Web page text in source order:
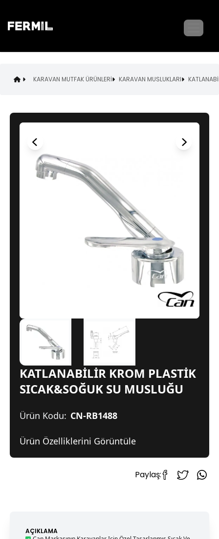
KARAVAN MUTFAK ÜRÜNLERİ KARAVAN MUSLUKLARI
KATLANABİLİR KROM PLASTİK
SICAK&SOĞUK SU MUSLUĞU
Ürün Kodu: CN-RB1488
Ürün Özelliklerini Görüntüle
Paylaş:
AÇIKLAMA